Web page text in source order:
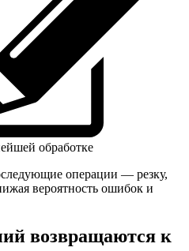
обработке
операции — резку,
вероятность ошибок и
возвращаются к